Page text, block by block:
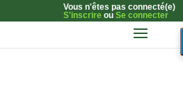
Vous n'êtes pas connecté(e)
S'inscrireou Se connecter